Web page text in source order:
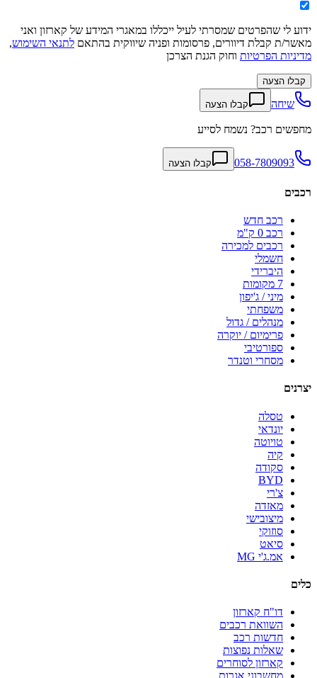
ידוע לי שהפרטים שמסרתי לעיל ייכללו במאגרי המידע של קארזון ואני
מאשר/ת קבלת דיוורים, פרסומות ופניה שיווקית בהתאם לתנאי השימוש,
מדיניות הפרטיות וחוק הגנת הצרכן
קבלו הצעה
שיחה קבלו הצעה
מחפשים רכב? נשמח לסייע
058-7809093 קבלו הצעה
רכבים
רכב חדש
רכב 0 ק"מ
רכבים למכירה
חשמלי
היברידי
7 מקומות
מיני / ג'יפון
משפחתי
מנהלים / גדול
פרימיום / יוקרה
ספורטיבי
מסחרי וטנדר
יצרנים
טסלה
יונדאי
טויוטה
קיה
סקודה
BYD
צ'רי
מאזדה
מיצובישי
סוזוקי
סיאט
אמ.ג'י MG
כלים
דו"ח קארזון
השוואת רכבים
חדשות רכב
שאלות נפוצות
קארזון לסוחרים
מחשבוני אגרות